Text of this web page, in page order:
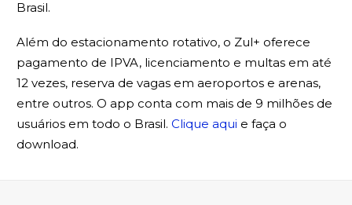
Brasil.
Além do estacionamento rotativo, o Zul+ oferece
pagamento de IPVA, licenciamento e multas em até
12 vezes, reserva de vagas em aeroportos e arenas,
entre outros. O app conta com mais de 9 milhões de
usuários em todo o Brasil. Clique aqui e faça o
download.